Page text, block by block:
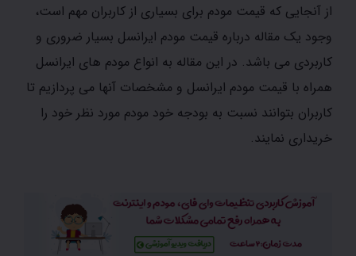
از آنجایی که قیمت مودم برای بسیاری از کاربران مهم است،
وجود یک مقاله درباره قیمت مودم ایرانسل بسیار ضروری و
کاربردی می باشد. در این مقاله به انواع مودم های ایرانسل
همراه با قیمت مودم ایرانسل و مشخصات آنها می پردازیم تا
کاربران بتوانند نسبت به بودجه خود مودم مورد نظر خود را
خریداری نمایند.